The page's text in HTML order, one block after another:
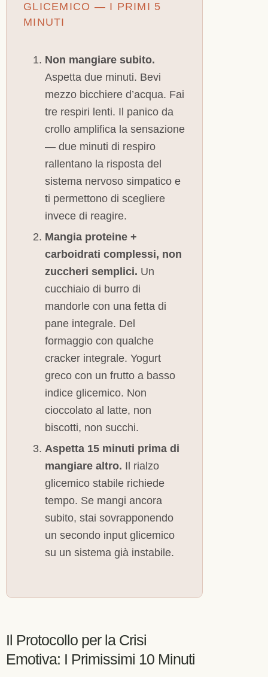
GLICEMICO — I PRIMI 5
MINUTI
Non mangiare subito.
Aspetta due minuti. Bevi
mezzo bicchiere d’acqua. Fai
tre respiri lenti. Il panico da
crollo amplifica la sensazione
— due minuti di respiro
rallentano la risposta del
sistema nervoso simpatico e
ti permettono di scegliere
invece di reagire.
Mangia proteine +
carboidrati complessi, non
zuccheri semplici. Un
cucchiaio di burro di
mandorle con una fetta di
pane integrale. Del
formaggio con qualche
cracker integrale. Yogurt
greco con un frutto a basso
indice glicemico. Non
cioccolato al latte, non
biscotti, non succhi.
Aspetta 15 minuti prima di
mangiare altro. Il rialzo
glicemico stabile richiede
tempo. Se mangi ancora
subito, stai sovrapponendo
un secondo input glicemico
su un sistema già instabile.
Il Protocollo per la Crisi
Emotiva: I Primissimi 10 Minuti